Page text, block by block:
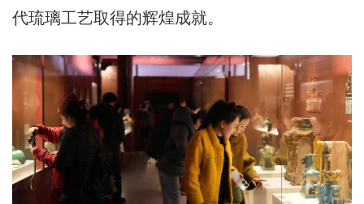
代琉璃工艺取得的辉煌成就。